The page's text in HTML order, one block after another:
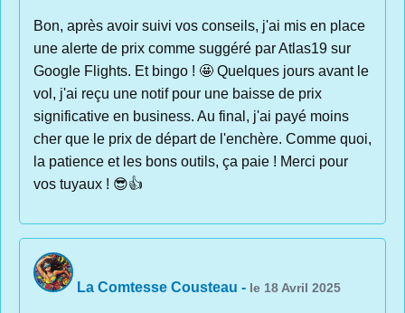
Bon, après avoir suivi vos conseils, j'ai mis en place
une alerte de prix comme suggéré par Atlas19 sur
Google Flights. Et bingo ! 🤩 Quelques jours avant le
vol, j'ai reçu une notif pour une baisse de prix
significative en business. Au final, j'ai payé moins
cher que le prix de départ de l'enchère. Comme quoi,
la patience et les bons outils, ça paie ! Merci pour
vos tuyaux ! 😎👍
La Comtesse Cousteau - le 18 Avril 2025